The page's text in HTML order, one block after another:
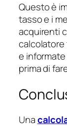
Questo è
tasso e i
acquirenti
calcolatore
e
prima di
Una